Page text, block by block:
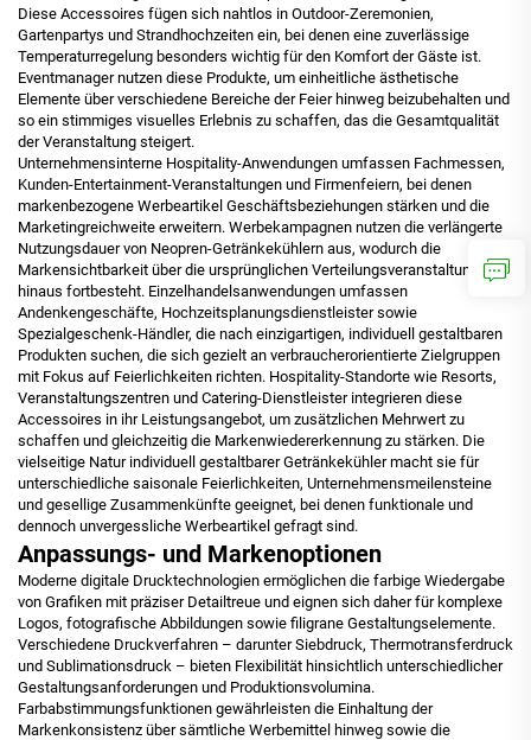
Diese Accessoires fügen sich nahtlos in Outdoor-Zeremonien,
Gartenpartys und Strandhochzeiten ein, bei denen eine zuverlässige
Temperaturregelung besonders wichtig für den Komfort der Gäste ist.
Eventmanager nutzen diese Produkte, um einheitliche ästhetische
Elemente über verschiedene Bereiche der Feier hinweg beizubehalten und
so ein stimmiges visuelles Erlebnis zu schaffen, das die Gesamtqualität
der Veranstaltung steigert.
Unternehmensinterne Hospitality-Anwendungen umfassen Fachmessen,
Kunden-Entertainment-Veranstaltungen und Firmenfeiern, bei denen
markenbezogene Werbeartikel Geschäftsbeziehungen stärken und die
Marketingreichweite erweitern. Werbekampagnen nutzen die verlängerte
Nutzungsdauer von Neopren-Getränkekühlern aus, wodurch die
Markensichtbarkeit über die ursprünglichen Verteilungsveranstaltungen
hinaus fortbesteht. Einzelhandelsanwendungen umfassen
Andenkengeschäfte, Hochzeitsplanungsdienstleister sowie
Spezialgeschenk-Händler, die nach einzigartigen, individuell gestaltbaren
Produkten suchen, die sich gezielt an verbraucherorientierte Zielgruppen
mit Fokus auf Feierlichkeiten richten. Hospitality-Standorte wie Resorts,
Veranstaltungszentren und Catering-Dienstleister integrieren diese
Accessoires in ihr Leistungsangebot, um zusätzlichen Mehrwert zu
schaffen und gleichzeitig die Markenwiedererkennung zu stärken. Die
vielseitige Natur individuell gestaltbarer Getränkekühler macht sie für
unterschiedliche saisonale Feierlichkeiten, Unternehmensmeilensteine
und gesellige Zusammenkünfte geeignet, bei denen funktionale und
dennoch unvergessliche Werbeartikel gefragt sind.
Anpassungs- und Markenoptionen
Moderne digitale Drucktechnologien ermöglichen die farbige Wiedergabe
von Grafiken mit präziser Detailtreue und eignen sich daher für komplexe
Logos, fotografische Abbildungen sowie filigrane Gestaltungselemente.
Verschiedene Druckverfahren – darunter Siebdruck, Thermotransferdruck
und Sublimationsdruck – bieten Flexibilität hinsichtlich unterschiedlicher
Gestaltungsanforderungen und Produktionsvolumina.
Farbabstimmungsfunktionen gewährleisten die Einhaltung der
Markenkonsistenz über sämtliche Werbemittel hinweg sowie die